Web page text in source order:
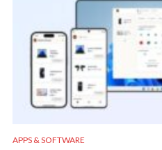
APPS & SOFTWARE